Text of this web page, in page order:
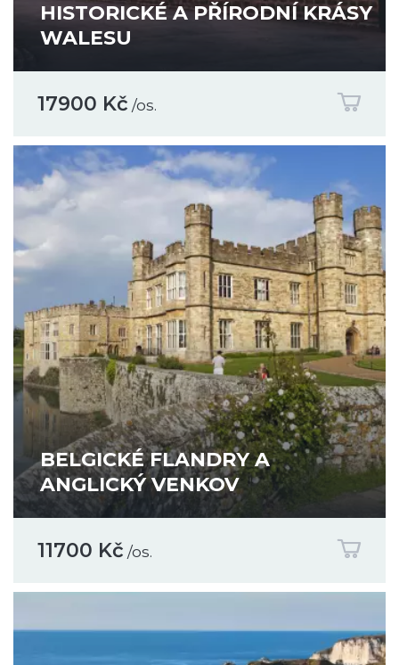
HISTORICKÉ A PŘÍRODNÍ KRÁSY
WALESU
17900 Kč /os.
BELGICKÉ FLANDRY A
ANGLICKÝ VENKOV
11700 Kč /os.